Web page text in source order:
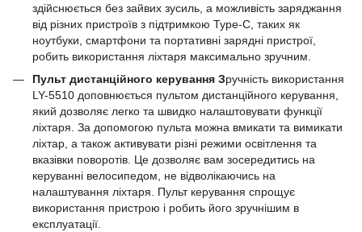
здійснюється без зайвих зусиль, а можливість заряджання
від різних пристроїв з підтримкою Type-C, таких як
ноутбуки, смартфони та портативні зарядні пристрої,
робить використання ліхтаря максимально зручним.
Пульт дистанційного керування Зручність використання
LY-5510 доповнюється пультом дистанційного керування,
який дозволяє легко та швидко налаштовувати функції
ліхтаря. За допомогою пульта можна вмикати та вимикати
ліхтар, а також активувати різні режими освітлення та
вказівки поворотів. Це дозволяє вам зосередитись на
керуванні велосипедом, не відволікаючись на
налаштування ліхтаря. Пульт керування спрощує
використання пристрою і робить його зручнішим в
експлуатації.